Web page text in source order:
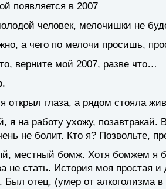
появляется в 2007
человек, мелочишки не
а чего по мелочи просишь,
верните мой 2007, разве что…
открыл глаза, а рядом стояла
я на работу ухожу, позавтракай.
не болит. Кто я? Позвольте,
местный бомж. Хотя бомжем я
не стать. История моя простая
Был отец, (умер от алкоголизма